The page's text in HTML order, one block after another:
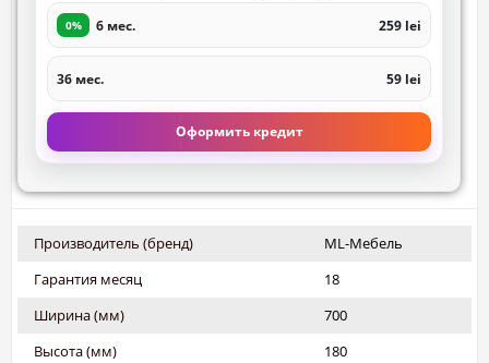
0% 6 мес. 259 lei
36 мес. 59 lei
Оформить кредит
Производитель (бренд)
ML-Мебель
Гарантия месяц
18
Ширина (мм)
700
Высота (мм)
180